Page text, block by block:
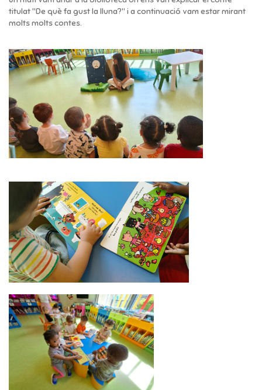
titulat "De què fa gust la lluna?" i a continuació vam estar mirant
molts molts contes.